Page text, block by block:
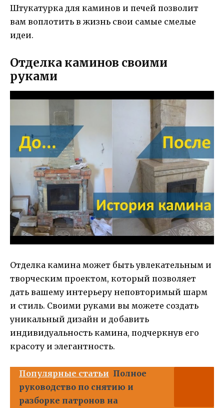
Штукатурка для каминов и печей позволит
вам воплотить в жизнь свои самые смелые
идеи.
Отделка каминов своими
руками
Отделка камина может быть увлекательным и
творческим проектом, который позволяет
дать вашему интерьеру неповторимый шарм
и стиль. Своими руками вы можете создать
уникальный дизайн и добавить
индивидуальность камина, подчеркнув его
красоту и элегантность.
Популярные статьи Полное
руководство по снятию и
разборке патронов на